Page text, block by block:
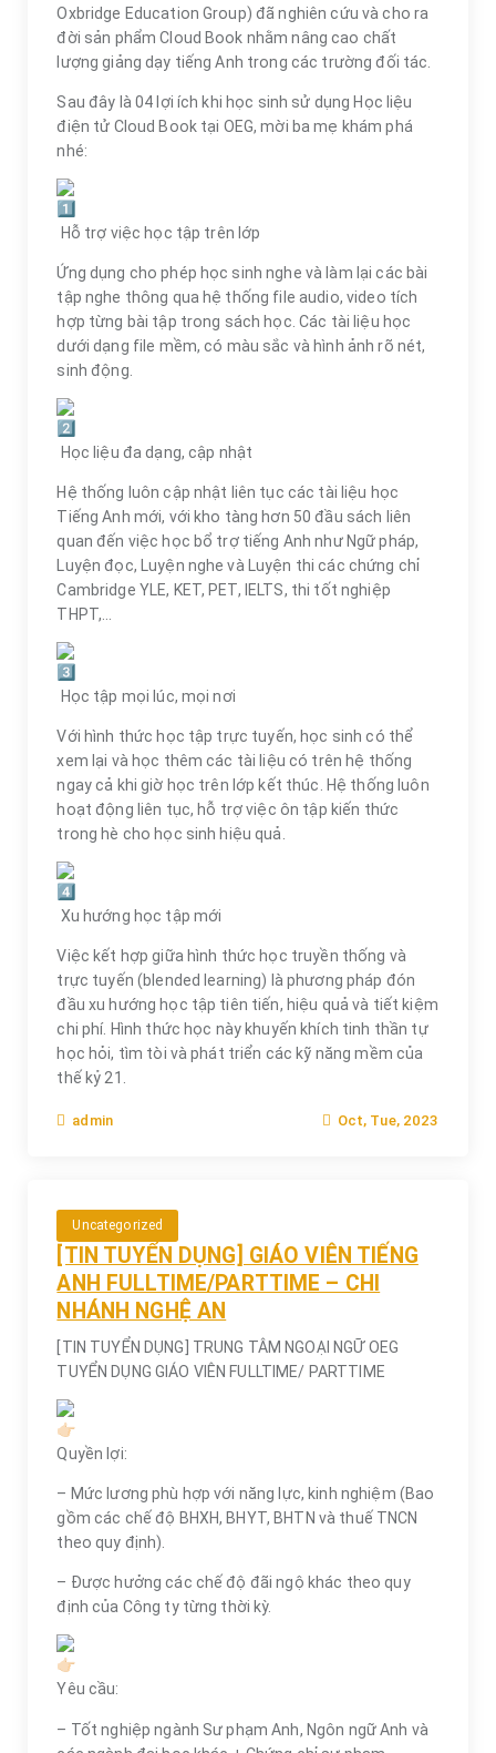
Oxbridge Education Group) đã nghiên cứu và cho ra
đời sản phẩm Cloud Book nhằm nâng cao chất
lượng giảng dạy tiếng Anh trong các trường đối tác.
Sau đây là 04 lợi ích khi học sinh sử dụng Học liệu
điện tử Cloud Book tại OEG, mời ba mẹ khám phá
nhé:
Hỗ trợ việc học tập trên lớp
Ứng dụng cho phép học sinh nghe và làm lại các bài
tập nghe thông qua hệ thống file audio, video tích
hợp từng bài tập trong sách học. Các tài liệu học
dưới dạng file mềm, có màu sắc và hình ảnh rõ nét,
sinh động.
Học liệu đa dạng, cập nhật
Hệ thống luôn cập nhật liên tục các tài liệu học
Tiếng Anh mới, với kho tàng hơn 50 đầu sách liên
quan đến việc học bổ trợ tiếng Anh như Ngữ pháp,
Luyện đọc, Luyện nghe và Luyện thi các chứng chỉ
Cambridge YLE, KET, PET, IELTS, thi tốt nghiệp
THPT,…
Học tập mọi lúc, mọi nơi
Với hình thức học tập trực tuyến, học sinh có thể
xem lại và học thêm các tài liệu có trên hệ thống
ngay cả khi giờ học trên lớp kết thúc. Hệ thống luôn
hoạt động liên tục, hỗ trợ việc ôn tập kiến thức
trong hè cho học sinh hiệu quả.
Xu hướng học tập mới
Việc kết hợp giữa hình thức học truyền thống và
trực tuyến (blended learning) là phương pháp đón
đầu xu hướng học tập tiên tiến, hiệu quả và tiết kiệm
chi phí. Hình thức học này khuyến khích tinh thần tự
học hỏi, tìm tòi và phát triển các kỹ năng mềm của
thế kỷ 21.
admin Oct, Tue, 2023
Uncategorized
[TIN TUYỂN DỤNG] GIÁO VIÊN TIẾNG
ANH FULLTIME/PARTTIME – CHI
NHÁNH NGHỆ AN
[TIN TUYỂN DỤNG] TRUNG TÂM NGOẠI NGỮ OEG
TUYỂN DỤNG GIÁO VIÊN FULLTIME/ PARTTIME
Quyền lợi:
– Mức lương phù hợp với năng lực, kinh nghiệm (Bao
gồm các chế độ BHXH, BHYT, BHTN và thuế TNCN
theo quy định).
– Được hưởng các chế độ đãi ngộ khác theo quy
định của Công ty từng thời kỳ.
Yêu cầu:
– Tốt nghiệp ngành Sư phạm Anh, Ngôn ngữ Anh và